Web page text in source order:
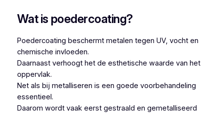
Wat is poedercoating?
Poedercoating beschermt metalen tegen UV, vocht en
chemische invloeden.
Daarnaast verhoogt het de esthetische waarde van het
oppervlak.
Net als bij metalliseren is een goede voorbehandeling
essentieel.
Daarom wordt vaak eerst gestraald en gemetalliseerd